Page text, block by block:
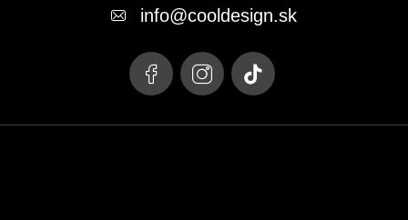
info@cooldesign.sk